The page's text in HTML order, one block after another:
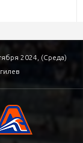
2024, (Среда)